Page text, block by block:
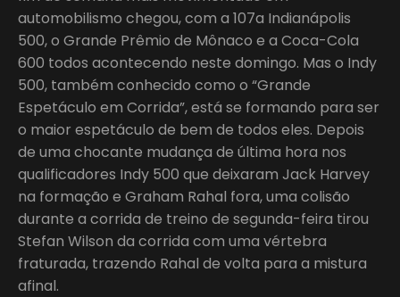
automobilismo chegou, com a 107a Indianápolis
500, o Grande Prêmio de Mônaco e a Coca-Cola
600 todos acontecendo neste domingo. Mas o Indy
500, também conhecido como o “Grande
Espetáculo em Corrida”, está se formando para ser
o maior espetáculo de bem de todos eles. Depois
de uma chocante mudança de última hora nos
qualificadores Indy 500 que deixaram Jack Harvey
na formação e Graham Rahal fora, uma colisão
durante a corrida de treino de segunda-feira tirou
Stefan Wilson da corrida com uma vértebra
fraturada, trazendo Rahal de volta para a mistura
afinal.